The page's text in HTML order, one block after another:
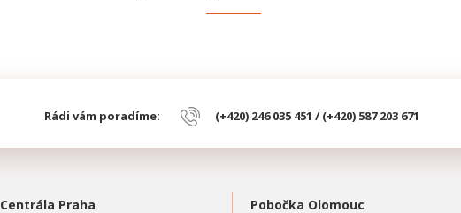
Rádi vám poradíme: (+420) 246 035 451 / (+420) 587 203 671
Centrála Praha Pobočka Olomouc